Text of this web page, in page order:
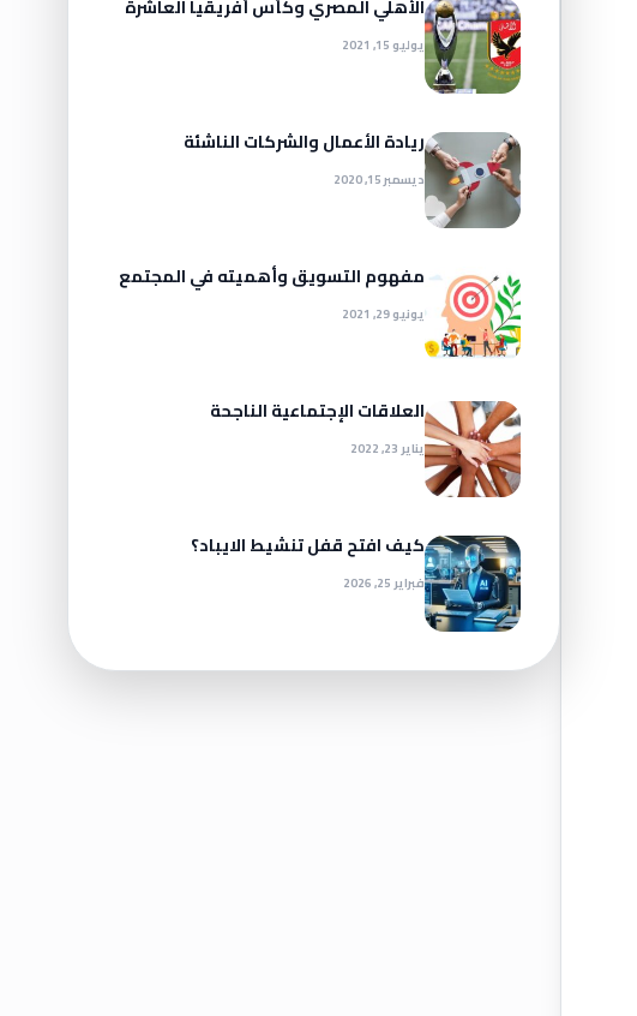
الأهلي المصري وكأس أفريقيا العاشرة
يوليو 15, 2021
ريادة الأعمال والشركات الناشئة
ديسمبر 15, 2020
مفهوم التسويق وأهميته في المجتمع
يونيو 29, 2021
العلاقات الإجتماعية الناجحة
يناير 23, 2022
كيف افتح قفل تنشيط الايباد؟
فبراير 25, 2026